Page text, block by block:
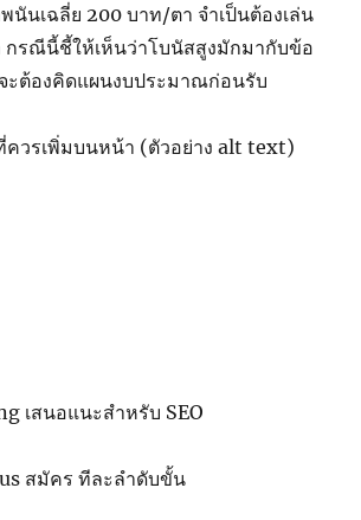
นันเฉลี่ย 200 บาท/ตา จำเป็นต้องเล่น
รณีนี้ชี้ให้เห็นว่าโบนัสสูงมักมากับข้อ
ะต้องคิดแผนงบประมาณก่อนรับ
ควรเพิ่มบนหน้า (ตัวอย่าง alt text)
เสนอแนะสำหรับ SEO
สมัคร ทีละลำดับขั้น